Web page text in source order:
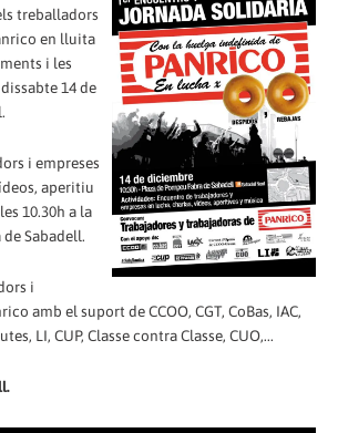
treballadors
en lluita
i les
14 de
i empreses
aperitiu
10.30h a la
Sabadell.
i
amb el suport de CCOO, CGT, CoBas, IAC,
LI, CUP, Classe contra Classe, CUO,...